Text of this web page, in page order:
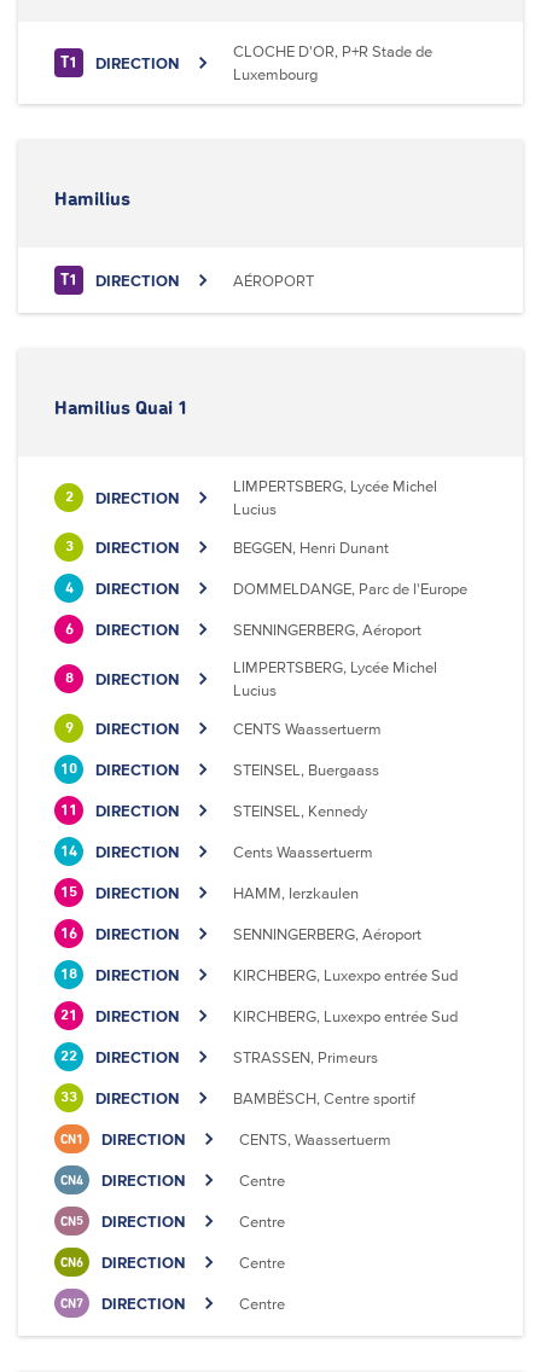
T1 DIRECTION
CLOCHE D'OR, P+R Stade de
Luxembourg
Hamilius
T1 DIRECTION AÉROPORT
Hamilius Quai 1
2 DIRECTION
LIMPERTSBERG, Lycée Michel
Lucius
3 DIRECTION BEGGEN, Henri Dunant
4 DIRECTION DOMMELDANGE, Parc de l'Europe
6 DIRECTION SENNINGERBERG, Aéroport
8 DIRECTION
LIMPERTSBERG, Lycée Michel
Lucius
9 DIRECTION CENTS Waassertuerm
10 DIRECTION STEINSEL, Buergaass
11 DIRECTION STEINSEL, Kennedy
14 DIRECTION Cents Waassertuerm
15 DIRECTION HAMM, Ierzkaulen
16 DIRECTION SENNINGERBERG, Aéroport
18 DIRECTION KIRCHBERG, Luxexpo entrée Sud
21 DIRECTION KIRCHBERG, Luxexpo entrée Sud
22 DIRECTION STRASSEN, Primeurs
33 DIRECTION BAMBËSCH, Centre sportif
CN1 DIRECTION CENTS, Waassertuerm
CN4 DIRECTION Centre
CN5 DIRECTION Centre
CN6 DIRECTION Centre
CN7 DIRECTION Centre